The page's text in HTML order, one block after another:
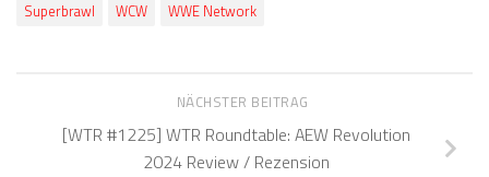
Superbrawl
WCW WWE Network
NÄCHSTER BEITRAG
[WTR #1225] WTR Roundtable: AEW Revolution
2024 Review / Rezension